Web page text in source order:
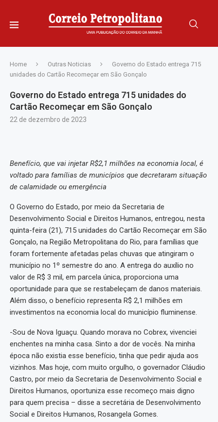
Home Outras Noticias
Governo do Estado entrega 715
unidades do Cartão Recomeçar em São Gonçalo
Governo do Estado entrega 715 unidades do
Cartão Recomeçar em São Gonçalo
22 de dezembro de 2023
Benefício, que vai injetar R$2,1 milhões na economia local, é
voltado para famílias de municípios que decretaram situação
de calamidade ou emergência
O Governo do Estado, por meio da Secretaria de
Desenvolvimento Social e Direitos Humanos, entregou, nesta
quinta-feira (21), 715 unidades do Cartão Recomeçar em São
Gonçalo, na Região Metropolitana do Rio, para famílias que
foram fortemente afetadas pelas chuvas que atingiram o
município no 1º semestre do ano. A entrega do auxílio no
valor de R$ 3 mil, em parcela única, proporciona uma
oportunidade para que se restabeleçam de danos materiais.
Além disso, o benefício representa R$ 2,1 milhões em
investimentos na economia local do município fluminense.
-Sou de Nova Iguaçu. Quando morava no Cobrex, vivenciei
enchentes na minha casa. Sinto a dor de vocês. Na minha
época não existia esse benefício, tinha que pedir ajuda aos
vizinhos. Mas hoje, com muito orgulho, o governador Cláudio
Castro, por meio da Secretaria de Desenvolvimento Social e
Direitos Humanos, oportuniza esse recomeço mais digno
para quem precisa – disse a secretária de Desenvolvimento
Social e Direitos Humanos, Rosangela Gomes.